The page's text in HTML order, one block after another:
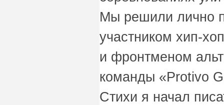
Мы решили лично
участником хип-
и фронтменом
команды «Protivo
Стихи я начал